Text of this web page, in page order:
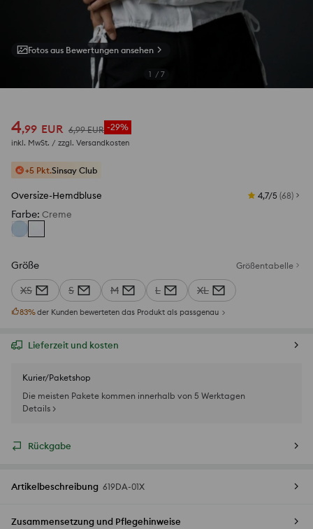
Fotos aus Bewertungen ansehen
1 / 7
4,99 EUR 6,99 EUR -29%
inkl. MwSt. / zzgl. Versandkosten
+5 Pkt.Sinsay Club
Oversize-Hemdbluse 4,7/5 (68)
Farbe: Creme
Größe Größentabelle
XS S M L XL
83%der Kunden bewerteten das Produkt als passgenau
Lieferzeit und kosten
Kurier/Paketshop
Die meisten Pakete kommen innerhalb von 5 Werktagen
Details >
Rückgabe
Artikelbeschreibung 619DA-01X
Zusammensetzung und Pflegehinweise